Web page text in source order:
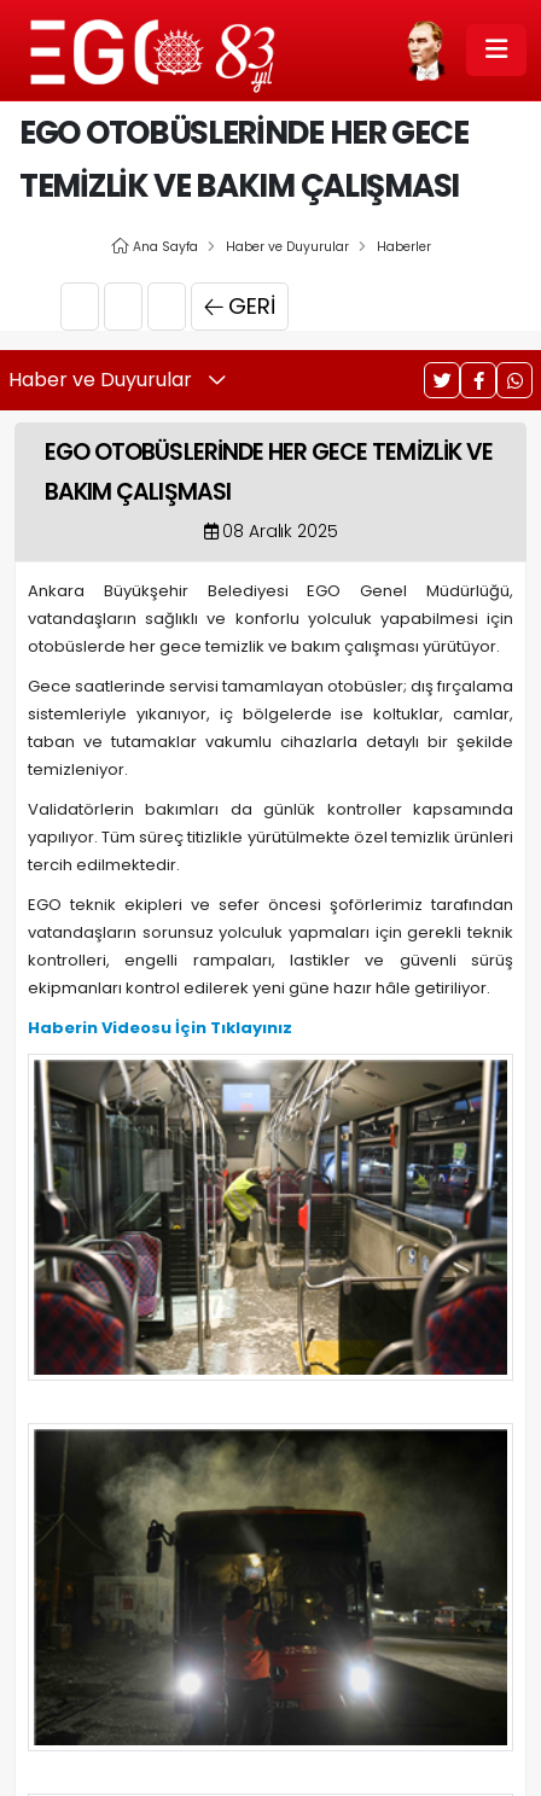
EGO OTOBÜSLERİNDE HER GECE
TEMİZLİK VE BAKIM ÇALIŞMASI
Ana Sayfa Haber ve Duyurular Haberler
GERI
Haber ve Duyurular
EGO OTOBÜSLERİNDE HER GECE TEMİZLİK VE
BAKIM ÇALIŞMASI
08 Aralık 2025
Ankara Büyükşehir Belediyesi EGO Genel Müdürlüğü,
vatandaşların sağlıklı ve konforlu yolculuk yapabilmesi için
otobüslerde her gece temizlik ve bakım çalışması yürütüyor.
Gece saatlerinde servisi tamamlayan otobüsler; dış fırçalama
sistemleriyle yıkanıyor, iç bölgelerde ise koltuklar, camlar,
taban ve tutamaklar vakumlu cihazlarla detaylı bir şekilde
temizleniyor.
Validatörlerin bakımları da günlük kontroller kapsamında
yapılıyor. Tüm süreç titizlikle yürütülmekte özel temizlik ürünleri
tercih edilmektedir.
EGO teknik ekipleri ve sefer öncesi şoförlerimiz tarafından
vatandaşların sorunsuz yolculuk yapmaları için gerekli teknik
kontrolleri, engelli rampaları, lastikler ve güvenli sürüş
ekipmanları kontrol edilerek yeni güne hazır hâle getiriliyor.
Haberin Videosu İçin Tıklayınız